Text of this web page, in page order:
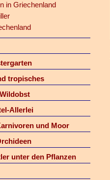
in Griechenland
tropisches
Allerlei
und Moor
unter den Pflanzen